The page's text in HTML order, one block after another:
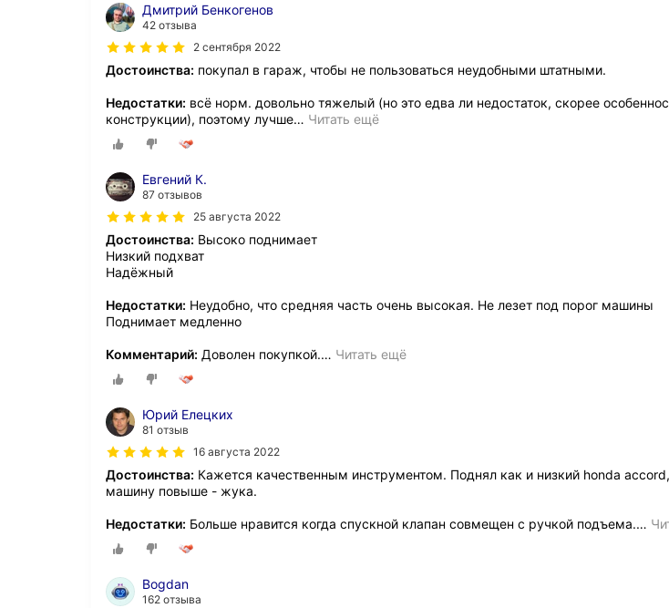
Дмитрий Бенкогенов
42 отзыва
2 сентября 2022
Достоинства: покупал в гараж, чтобы не пользоваться неудобными штатными.
Недостатки: всё норм. довольно тяжелый (но это едва ли недостаток, скорее
конструкции), поэтому лучше… Читать ещё
Евгений К.
87 отзывов
25 августа 2022
Достоинства: Высоко поднимает
Низкий подхват
Надёжный
Недостатки: Неудобно, что средняя часть очень высокая. Не лезет под порог машины
Поднимает медленно
Комментарий: Доволен покупкой.… Читать ещё
Юрий Елецких
81 отзыв
16 августа 2022
Достоинства: Кажется качественным инструментом. Поднял как и низкий honda
машину повыше - жука.
Недостатки: Больше нравится когда спускной клапан совмещен с ручкой подъема.…
Bogdan
162 отзыва